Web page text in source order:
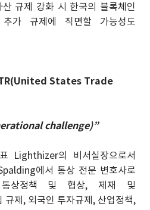
규제 강화 시 한국의 블록체인
가 규제에 직면할 가능성도
States Trade
challenge)”
Lighthizer의 비서실장으로서
에서 통상 전문 변호사로
통상정책 및 협상, 제재 및
규제, 외국인 투자규제, 산업정책,